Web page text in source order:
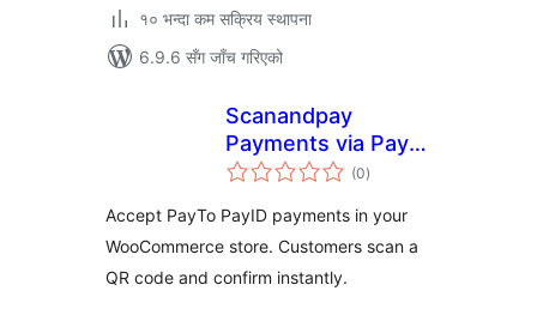
१० भन्दा कम सक्रिय स्थापना
6.9.6 सँग जाँच गरिएको
Scanandpay
Payments via PayID
for WooCommerce
(0कुल
रेटिङ्गहरू
)
Accept PayTo PayID payments in your
WooCommerce store. Customers scan a
QR code and confirm instantly.